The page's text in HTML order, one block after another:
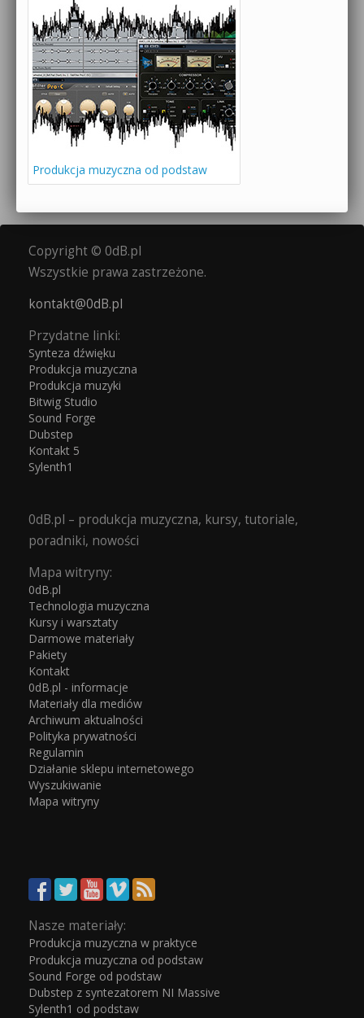
Produkcja muzyczna od podstaw
Copyright © 0dB.pl
Wszystkie prawa zastrzeżone.
kontakt@0dB.pl
Przydatne linki:
Synteza dźwięku
Produkcja muzyczna
Produkcja muzyki
Bitwig Studio
Sound Forge
Dubstep
Kontakt 5
Sylenth1
0dB.pl – produkcja muzyczna, kursy, tutoriale,
poradniki, nowości
Mapa witryny:
0dB.pl
Technologia muzyczna
Kursy i warsztaty
Darmowe materiały
Pakiety
Kontakt
0dB.pl - informacje
Materiały dla mediów
Archiwum aktualności
Polityka prywatności
Regulamin
Działanie sklepu internetowego
Wyszukiwanie
Mapa witryny
Nasze materiały:
Produkcja muzyczna w praktyce
Produkcja muzyczna od podstaw
Sound Forge od podstaw
Dubstep z syntezatorem NI Massive
Sylenth1 od podstaw